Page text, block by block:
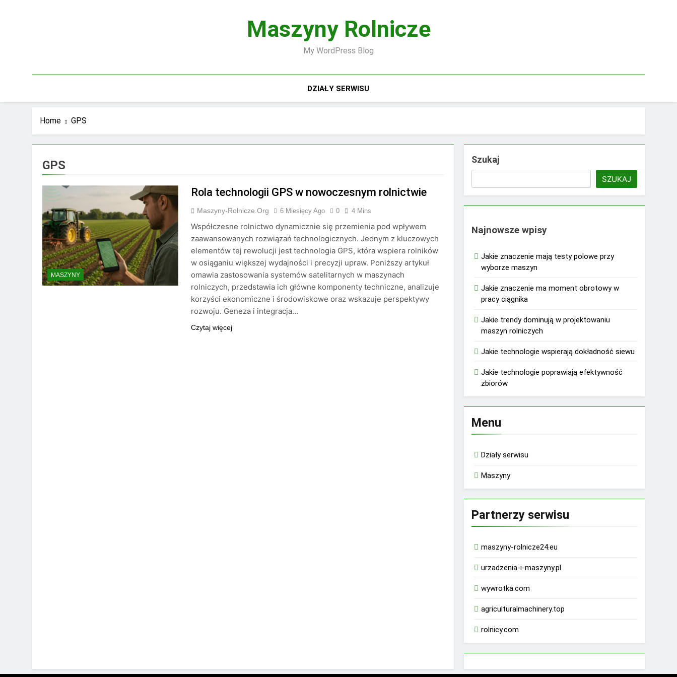
Maszyny Rolnicze
My WordPress Blog
DZIAŁY SERWISU
Home GPS
GPS
MASZYNY
Rola technologii GPS w nowoczesnym rolnictwie
Maszyny-Rolnicze.org 6 Miesięcy Ago 0 4 Mins
Współczesne rolnictwo dynamicznie się przemienia pod wpływem
zaawansowanych rozwiązań technologicznych. Jednym z kluczowych
elementów tej rewolucji jest technologia GPS, która wspiera rolników
w osiąganiu większej wydajności i precyzji upraw. Poniższy artykuł
omawia zastosowania systemów satelitarnych w maszynach
rolniczych, przedstawia ich główne komponenty techniczne, analizuje
korzyści ekonomiczne i środowiskowe oraz wskazuje perspektywy
rozwoju. Geneza i integracja…
Czytaj więcej
Szukaj
SZUKAJ
Najnowsze wpisy
Jakie znaczenie mają testy polowe przy
wyborze maszyn
Jakie znaczenie ma moment obrotowy w
pracy ciągnika
Jakie trendy dominują w projektowaniu
maszyn rolniczych
Jakie technologie wspierają dokładność siewu
Jakie technologie poprawiają efektywność
zbiorów
Menu
Działy serwisu
Maszyny
Partnerzy serwisu
maszyny-rolnicze24.eu
urzadzenia-i-maszyny.pl
wywrotka.com
agriculturalmachinery.top
rolnicy.com
rhino 9000 male enhancement pills reviews